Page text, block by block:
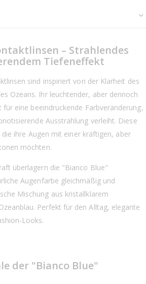
– Strahlendes
Tiefeneffekt
sind inspiriert von der Klarheit des
Ozeans. Ihr leuchtender, aber dennoch
eine beeindruckende Farbveränderung,
Ausstrahlung verleiht. Diese
ihre Augen mit einer kräftigen, aber
möchten.
überlagern die "Bianco Blue"
Augenfarbe gleichmäßig und
Mischung aus kristallklarem
Perfekt für den Alltag, elegante
Looks.
der "Bianco Blue"